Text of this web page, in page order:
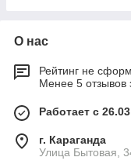
О нас
Рейтинг не
Менее 5 отзывов
Работает с
г. Караганда
Улица Бытовая,